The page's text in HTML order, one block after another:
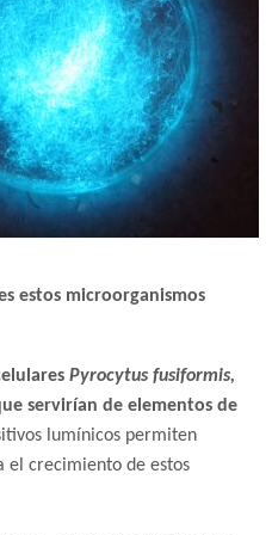
estos microorganismos
Pyrocytus fusiformis,
servirían de elementos de
lumínicos permiten
el crecimiento de estos